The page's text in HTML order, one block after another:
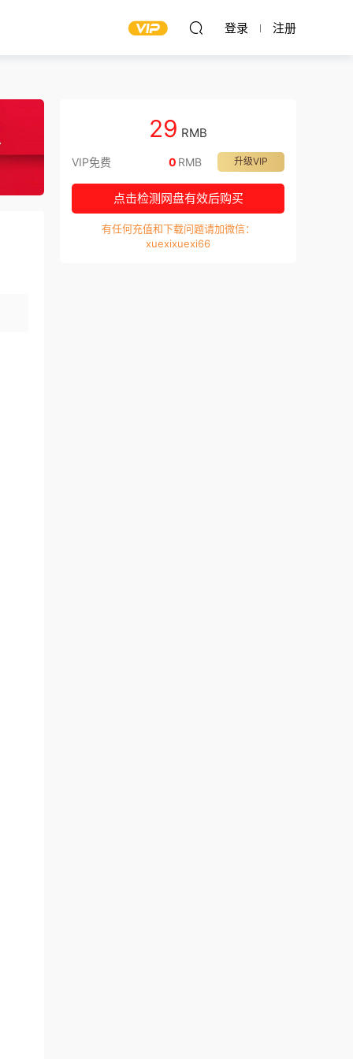
登录 注册
29 RMB
VIP免费 升级VIP
0 RMB
点击检测网盘有效后购买
有任何充值和下载问题请加微信：
xuexixuexi66